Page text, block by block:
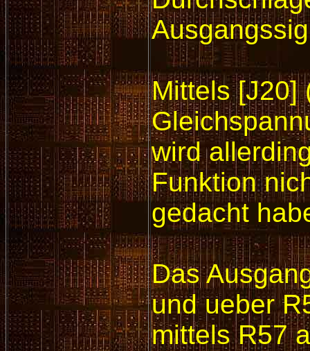
Mittels [J20]
wird
Funktion
gedacht
Das
und ueber
mittels R57